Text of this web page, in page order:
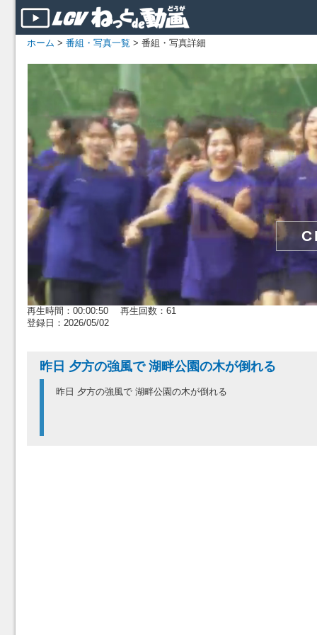
ホーム > 番組・写真一覧 > 番組・写真詳細
再生時間：00:00:50 再生回数：61
登録日：2026/05/02
昨日 夕方の強風で 湖畔公園の木が倒れる
昨日 夕方の強風で 湖畔公園の木が倒れる